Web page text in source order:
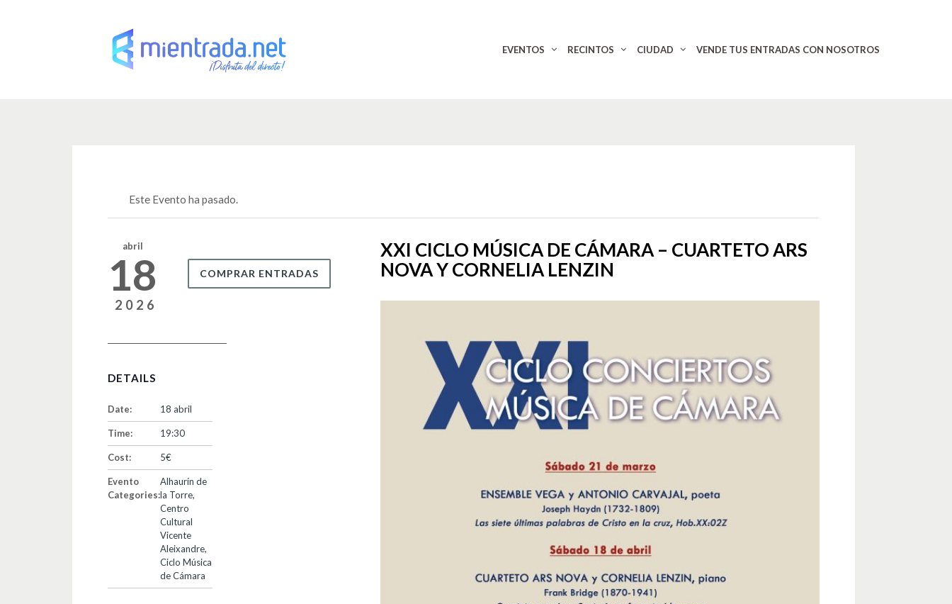
EVENTOS RECINTOS CIUDAD VENDE TUS ENTRADAS CON NOSOTROS
Este Evento ha pasado.
XXI CICLO MÚSICA DE CÁMARA – CUARTETO ARS
NOVA Y CORNELIA LENZIN
abril
18
2026
COMPRAR ENTRADAS
DETAILS
Date: 18 abril
Time: 19:30
Cost: 5€
Evento
Categories:
Alhaurín de
la Torre,
Centro
Cultural
Vicente
Aleixandre,
Ciclo Música
de Cámara